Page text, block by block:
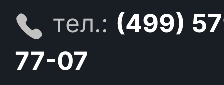
тел.: (499)
77-07